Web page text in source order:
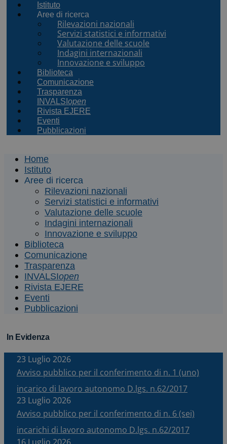
Istituto
Aree di ricerca
Rilevazioni nazionali
Servizi statistici e informativi
Valutazione delle scuole
Indagini internazionali
Innovazione e sviluppo
Biblioteca
Comunicazione
Trasparenza
INVALSI open
Rivista EJERE
Eventi
Pubblicazioni
Home
Istituto
Aree di ricerca
Rilevazioni nazionali
Servizi statistici e informativi
Valutazione delle scuole
Indagini internazionali
Innovazione e sviluppo
Biblioteca
Comunicazione
Trasparenza
INVALSIopen
Rivista EJERE
Eventi
Pubblicazioni
In Evidenza
23 Luglio 2026
Avviso pubblico per il conferimento di n. 1 (uno)
incarico di lavoro autonomo D.lgs. n.62/2017
23 Luglio 2026
Avviso pubblico per il conferimento di n. 6 (sei)
incarichi di lavoro autonomo D.lgs. n.62/2017
16 Luglio 2026